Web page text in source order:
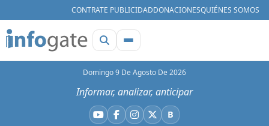
CONTRATE PUBLICIDADDONACIONESQUIÉNES SOMOS
Domingo 9 De Agosto De 2026
Informar, analizar, anticipar
YouTube
Facebook
Instagram
X BBluesky